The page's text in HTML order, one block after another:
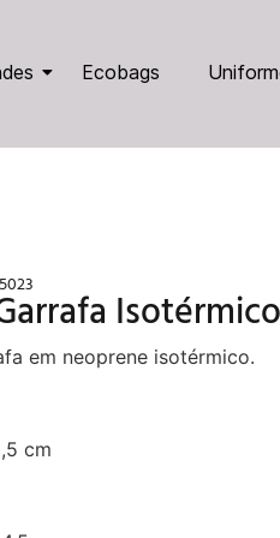
Ecobags
Isotérmico
em neoprene isotérmico.
cm